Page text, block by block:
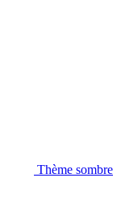
Thème sombre